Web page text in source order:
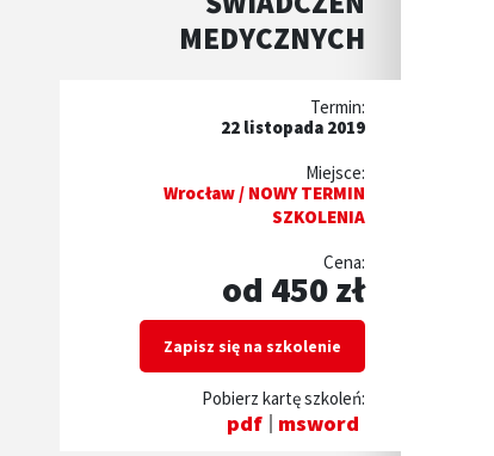
MEDYCZNYCH
Termin:
22 listopada 2019
Miejsce:
Wrocław / NOWY TERMIN
SZKOLENIA
Cena:
od 450 zł
Zapisz się na szkolenie
Pobierz kartę szkoleń:
pdf msword